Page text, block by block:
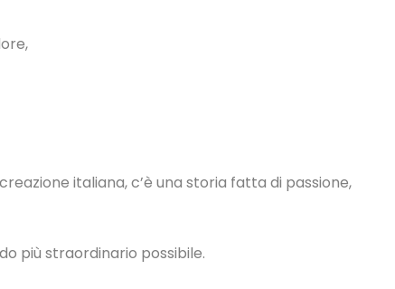
italiana, c’è una storia fatta di passione,
più straordinario possibile.